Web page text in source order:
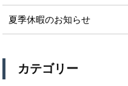
夏季休暇のお知らせ
カテゴリー